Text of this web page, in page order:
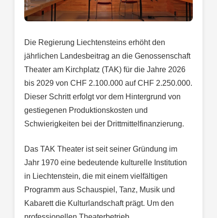
Die Regierung Liechtensteins erhöht den
jährlichen Landesbeitrag an die Genossenschaft
Theater am Kirchplatz (TAK) für die Jahre 2026
bis 2029 von CHF 2.100.000 auf CHF 2.250.000.
Dieser Schritt erfolgt vor dem Hintergrund von
gestiegenen Produktionskosten und
Schwierigkeiten bei der Drittmittelfinanzierung.
Das TAK Theater ist seit seiner Gründung im
Jahr 1970 eine bedeutende kulturelle Institution
in Liechtenstein, die mit einem vielfältigen
Programm aus Schauspiel, Tanz, Musik und
Kabarett die Kulturlandschaft prägt. Um den